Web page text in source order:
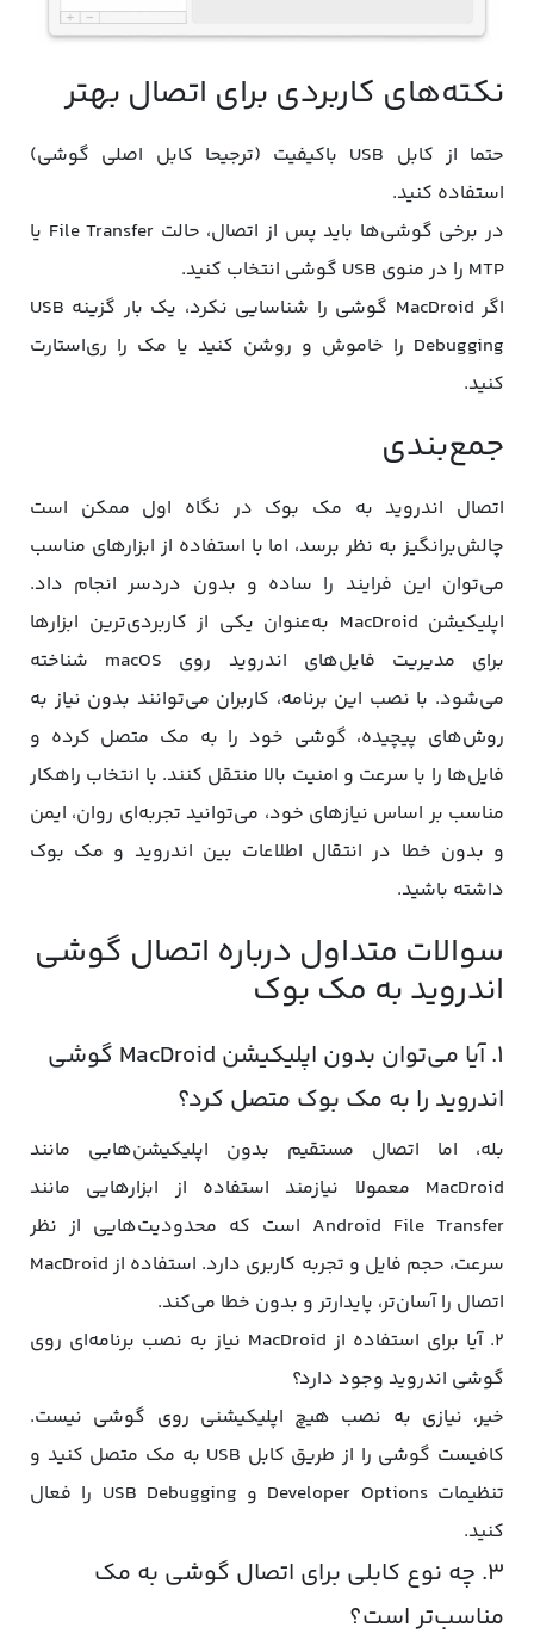
نکته‌های کاربردی برای اتصال بهتر
حتما از کابل USB باکیفیت (ترجیحا کابل اصلی گوشی)
استفاده کنید.
در برخی گوشی‌ها باید پس از اتصال، حالت File Transfer یا
MTP را در منوی USB گوشی انتخاب کنید.
اگر MacDroid گوشی را شناسایی نکرد، یک بار گزینه USB
Debugging را خاموش و روشن کنید یا مک را ری‌استارت
کنید.
جمع‌بندی
اتصال اندروید به مک‌ بوک در نگاه اول ممکن است
چالش‌برانگیز به نظر برسد، اما با استفاده از ابزارهای مناسب
می‌توان این فرایند را ساده و بدون دردسر انجام داد.
اپلیکیشن MacDroid به‌عنوان یکی از کاربردی‌ترین ابزارها
برای مدیریت فایل‌های اندروید روی macOS شناخته
می‌شود. با نصب این برنامه، کاربران می‌توانند بدون نیاز به
روش‌های پیچیده، گوشی خود را به مک متصل کرده و
فایل‌ها را با سرعت و امنیت بالا منتقل کنند. با انتخاب راهکار
مناسب بر اساس نیازهای خود، می‌توانید تجربه‌ای روان، ایمن
و بدون خطا در انتقال اطلاعات بین اندروید و مک‌ بوک
داشته باشید.
سوالات متداول درباره اتصال گوشی
اندروید به مک‌ بوک
۱. آیا می‌توان بدون اپلیکیشن MacDroid گوشی
اندروید را به مک‌ بوک متصل کرد؟
بله، اما اتصال مستقیم بدون اپلیکیشن‌هایی مانند
MacDroid معمولا نیازمند استفاده از ابزارهایی مانند
Android File Transfer است که محدودیت‌هایی از نظر
سرعت، حجم فایل و تجربه کاربری دارد. استفاده از MacDroid
اتصال را آسان‌تر، پایدارتر و بدون خطا می‌کند.
۲. آیا برای استفاده از MacDroid نیاز به نصب برنامه‌ای روی
گوشی اندروید وجود دارد؟
خیر، نیازی به نصب هیچ اپلیکیشنی روی گوشی نیست.
کافیست گوشی را از طریق کابل USB به مک متصل کنید و
تنظیمات Developer Options و USB Debugging را فعال
کنید.
۳. چه نوع کابلی برای اتصال گوشی به مک
مناسب‌تر است؟